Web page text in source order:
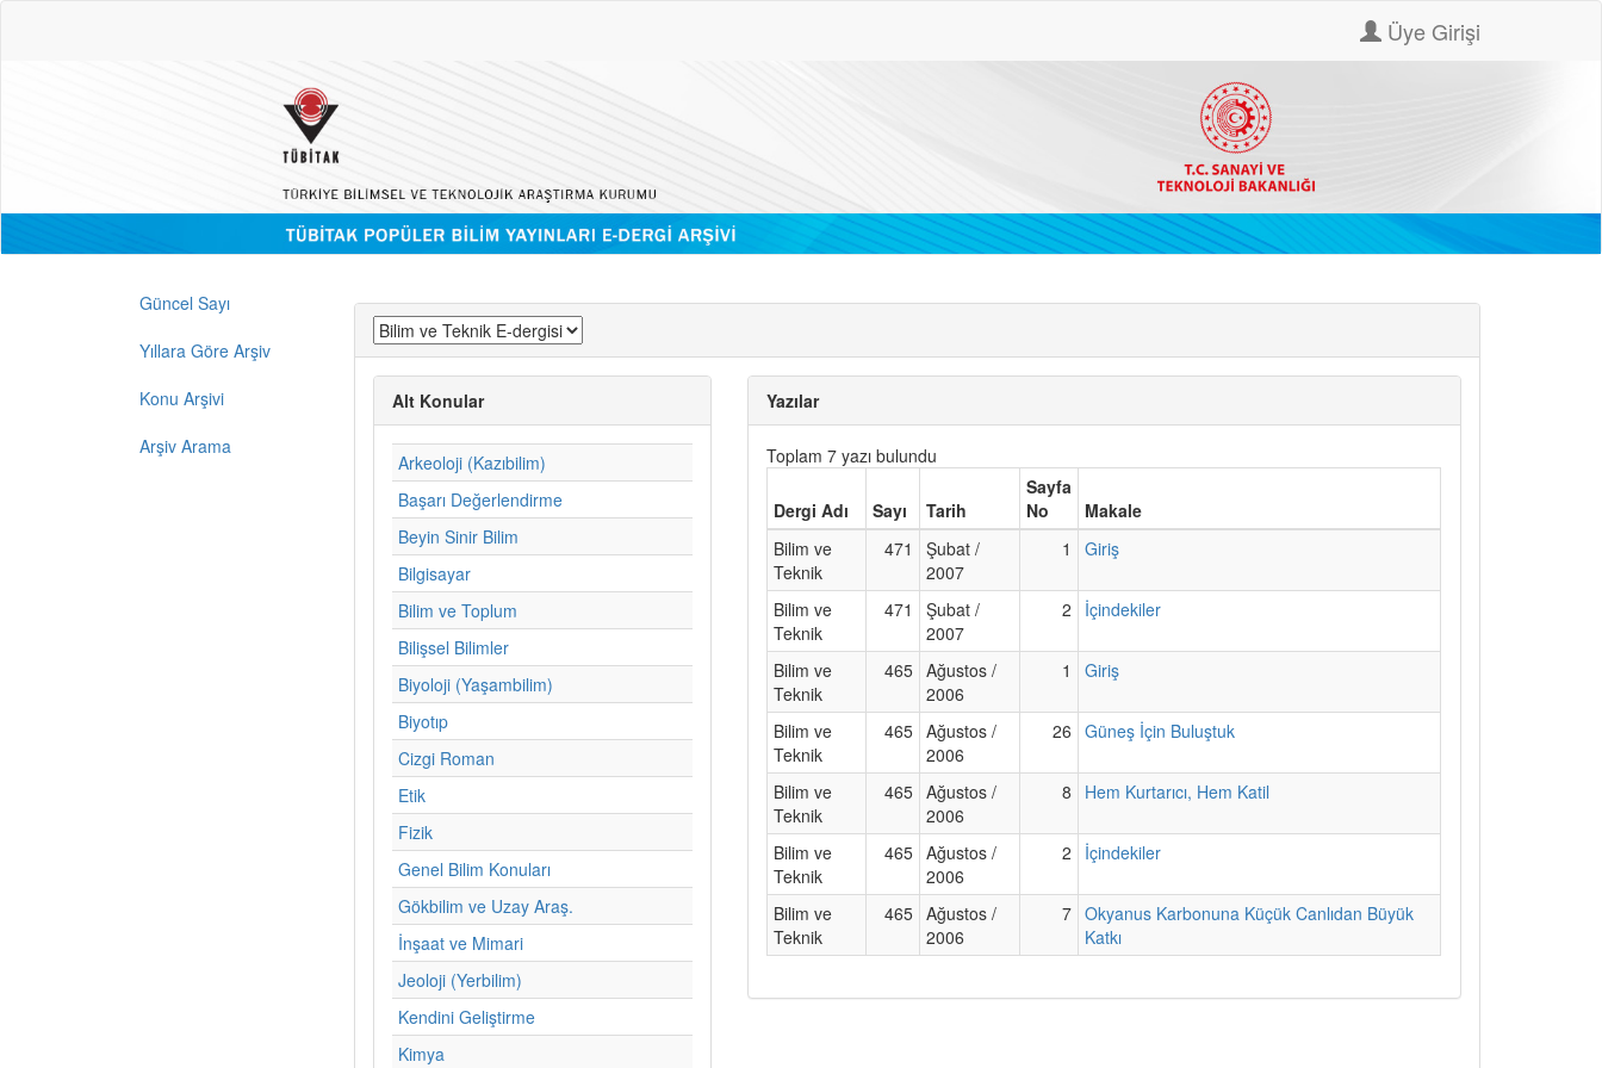
Üye Girişi
Güncel Sayı
Yıllara Göre Arşiv
Konu Arşivi
Arşiv Arama
Alt Konular
Arkeoloji (Kazıbilim)
Başarı Değerlendirme
Beyin Sinir Bilim
Bilgisayar
Bilim ve Toplum
Bilişsel Bilimler
Biyoloji (Yaşambilim)
Biyotıp
Cizgi Roman
Etik
Fizik
Genel Bilim Konuları
Gökbilim ve Uzay Araş.
İnşaat ve Mimari
Jeoloji (Yerbilim)
Kendini Geliştirme
Kimya
Yazılar
Toplam 7 yazı bulundu
Dergi Adı Sayı Tarih
Sayfa
No
Makale
Bilim ve
Teknik
471
Şubat /
2007
1 Giriş
Bilim ve
Teknik
471
Şubat /
2007
2 İçindekiler
Bilim ve
Teknik
465 Ağustos /
2006
1 Giriş
Bilim ve
Teknik
465 Ağustos /
2006
26 Güneş İçin Buluştuk
Bilim ve
Teknik
465 Ağustos /
2006
8 Hem Kurtarıcı, Hem Katil
Bilim ve
Teknik
465 Ağustos /
2006
2 İçindekiler
Bilim ve
Teknik
465 Ağustos /
2006
7 Okyanus Karbonuna Küçük Canlıdan Büyük
Katkı